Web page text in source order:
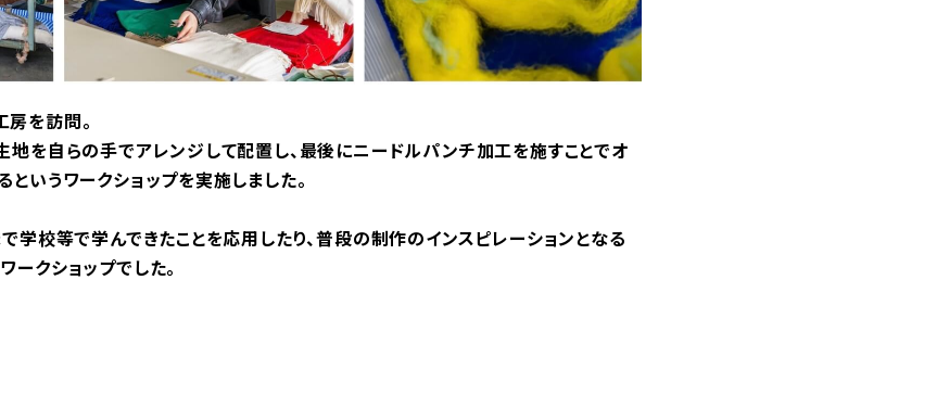
を訪問。
地を自らの手でアレンジして配置し、最後にニードルパンチ加工を施すことでオ
いうワークショップを実施しました。
学校等で学んできたことを応用したり、普段の制作のインスピレーションとなる
クショップでした。